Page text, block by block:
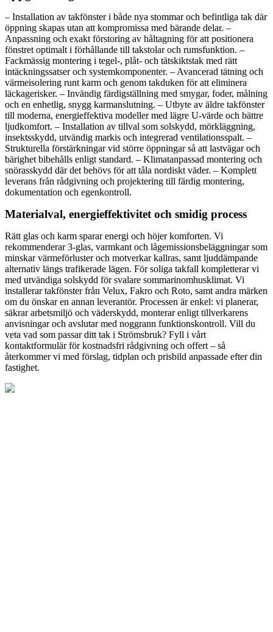
– Installation av takfönster i både nya stommar och befintliga tak där
öppning skapas utan att kompromissa med bärande delar. –
Anpassning och exakt förstoring av håltagning för att positionera
fönstret optimalt i förhållande till takstolar och rumsfunktion. –
Fackmässig montering i tegel-, plåt- och tätskiktstak med rätt
intäckningssatser och systemkomponenter. – Avancerad tätning och
värmeisolering runt karm och genom takduken för att eliminera
läckagerisker. – Invändig färdigställning med smygar, foder, målning
och en enhetlig, snygg karmanslutning. – Utbyte av äldre takfönster
till moderna, energieffektiva modeller med lägre U‑värde och bättre
ljudkomfort. – Installation av tillval som solskydd, mörkläggning,
insektsskydd, utvändig markis och integrerad ventilationsspalt. –
Strukturella förstärkningar vid större öppningar så att lastvägar och
bärighet bibehålls enligt standard. – Klimatanpassad montering och
snörasskydd där det behövs för att tåla nordiskt väder. – Komplett
leverans från rådgivning och projektering till färdig montering,
dokumentation och egenkontroll.
Materialval, energieffektivitet och smidig process
Rätt glas och karm sparar energi och höjer komforten. Vi
rekommenderar 3‑glas, varmkant och lågemissionsbeläggningar som
minskar värmeförluster och motverkar kallras, samt ljuddämpande
alternativ längs trafikerade lägen. För soliga takfall kompletterar vi
med utvändiga solskydd för svalare sommarinomhusklimat. Vi
installerar takfönster från Velux, Fakro och Roto, samt andra märken
om du önskar en annan leverantör. Processen är enkel: vi planerar,
säkrar arbetsmiljö och väderskydd, monterar enligt tillverkarens
anvisningar och avslutar med noggrann funktionskontroll. Vill du
veta vad som passar ditt tak i Strömsbruk? Fyll i vårt
kontaktformulär för kostnadsfri rådgivning och offert – så
återkommer vi med förslag, tidplan och prisbild anpassade efter din
fastighet.